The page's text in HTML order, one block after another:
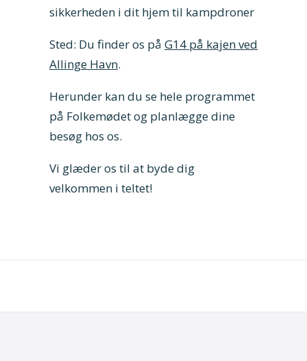
sikkerheden i dit hjem til kampdroner
Sted: Du finder os på G14 på kajen ved
Allinge Havn.
Herunder kan du se hele programmet
på Folkemødetog planlægge dine
besøg hos os.
Vi glæder os til at byde dig
velkommen i teltet!